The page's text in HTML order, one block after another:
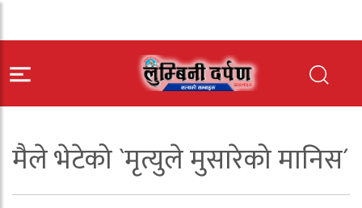
मैले भेटेको `मृत्युले मुसारेको मानिस´